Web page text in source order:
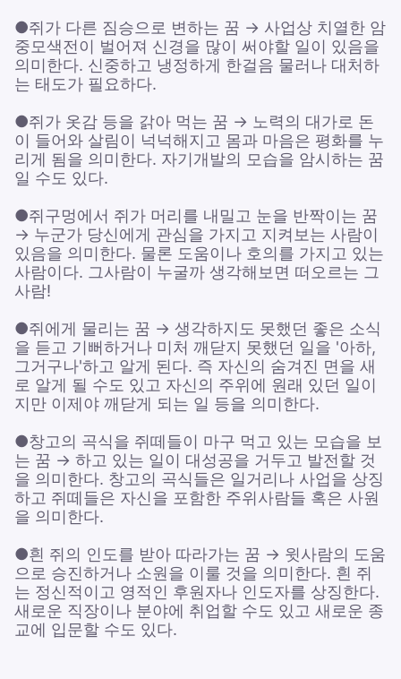
●쥐가 다른 짐승으로 변하는 꿈 → 사업상 치열한 암
중모색전이 벌어져 신경을 많이 써야할 일이 있음을
의미한다. 신중하고 냉정하게 한걸음 물러나 대처하
는 태도가 필요하다.
●쥐가 옷감 등을 갉아 먹는 꿈 → 노력의 대가로 돈
이 들어와 살림이 넉넉해지고 몸과 마음은 평화를 누
리게 됨을 의미한다. 자기개발의 모습을 암시하는 꿈
일 수도 있다.
●쥐구멍에서 쥐가 머리를 내밀고 눈을 반짝이는 꿈
→ 누군가 당신에게 관심을 가지고 지켜보는 사람이
있음을 의미한다. 물론 도움이나 호의를 가지고 있는
사람이다. 그사람이 누굴까 생각해보면 떠오르는 그
사람!
●쥐에게 물리는 꿈 → 생각하지도 못했던 좋은 소식
을 듣고 기뻐하거나 미처 깨닫지 못했던 일을 '아하,
그거구나'하고 알게 된다. 즉 자신의 숨겨진 면을 새
로 알게 될 수도 있고 자신의 주위에 원래 있던 일이
지만 이제야 깨닫게 되는 일 등을 의미한다.
●창고의 곡식을 쥐떼들이 마구 먹고 있는 모습을 보
는 꿈 → 하고 있는 일이 대성공을 거두고 발전할 것
을 의미한다. 창고의 곡식들은 일거리나 사업을 상징
하고 쥐떼들은 자신을 포함한 주위사람들 혹은 사원
을 의미한다.
●흰 쥐의 인도를 받아 따라가는 꿈 → 윗사람의 도움
으로 승진하거나 소원을 이룰 것을 의미한다. 흰 쥐
는 정신적이고 영적인 후원자나 인도자를 상징한다.
새로운 직장이나 분야에 취업할 수도 있고 새로운 종
교에 입문할 수도 있다.